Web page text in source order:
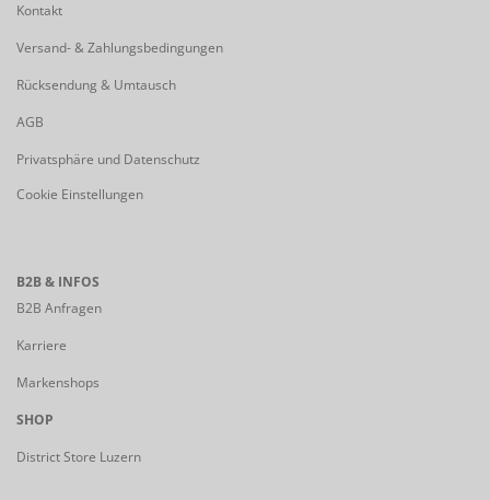
Kontakt
Versand- & Zahlungsbedingungen
Rücksendung & Umtausch
AGB
Privatsphäre und Datenschutz
Cookie Einstellungen
B2B & INFOS
B2B Anfragen
Karriere
Markenshops
SHOP
District Store Luzern